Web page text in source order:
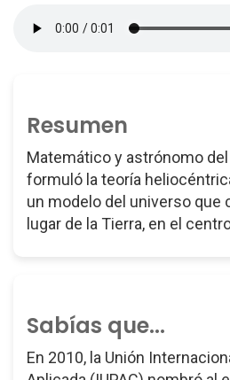
Resumen
Matemático y astrónomo
formuló la teoría
un modelo del universo que
lugar de la Tierra, en el
Sabías que...
En 2010, la Unión